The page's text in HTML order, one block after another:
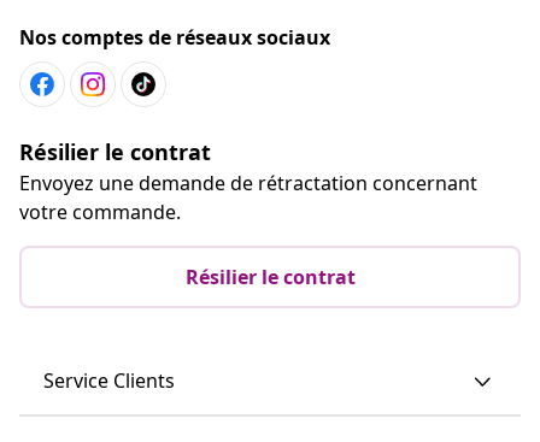
Nos comptes de réseaux sociaux
Résilier le contrat
Envoyez une demande de rétractation concernant
votre commande.
Résilier le contrat
Service Clients